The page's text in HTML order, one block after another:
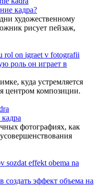
кадра?
художественному
рисует пейзаж,
роль он играет в
куда устремляется
центром композиции.
фотографиях, как
эффект объема на